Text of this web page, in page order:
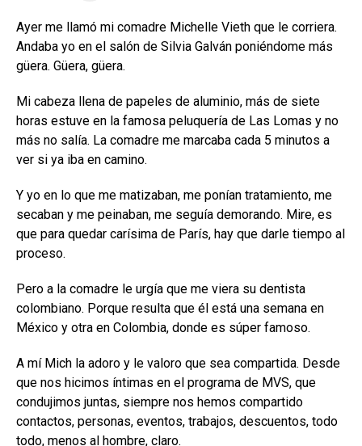
Ayer me llamó mi comadre Michelle Vieth que le corriera.
Andaba yo en el salón de Silvia Galván poniéndome más
güera. Güera, güera.
Mi cabeza llena de papeles de aluminio, más de siete
horas estuve en la famosa peluquería de Las Lomas y no
más no salía. La comadre me marcaba cada 5 minutos a
ver si ya iba en camino.
Y yo en lo que me matizaban, me ponían tratamiento, me
secaban y me peinaban, me seguía demorando. Mire, es
que para quedar carísima de París, hay que darle tiempo al
proceso.
Pero a la comadre le urgía que me viera su dentista
colombiano. Porque resulta que él está una semana en
México y otra en Colombia, donde es súper famoso.
A mí Mich la adoro y le valoro que sea compartida. Desde
que nos hicimos íntimas en el programa de MVS, que
condujimos juntas, siempre nos hemos compartido
contactos, personas, eventos, trabajos, descuentos, todo
todo, menos al hombre, claro.